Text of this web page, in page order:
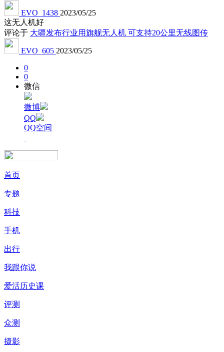
EVO_1438 2023/05/25
这无人机好
评论于 大疆发布行业用旗舰无人机 可支持20公里无线图传
EVO_605 2023/05/25
0
0
微信
微博
QQ
QQ空间
首页
专题
科技
手机
出行
我跟你说
爱活历史课
评测
众测
摄影